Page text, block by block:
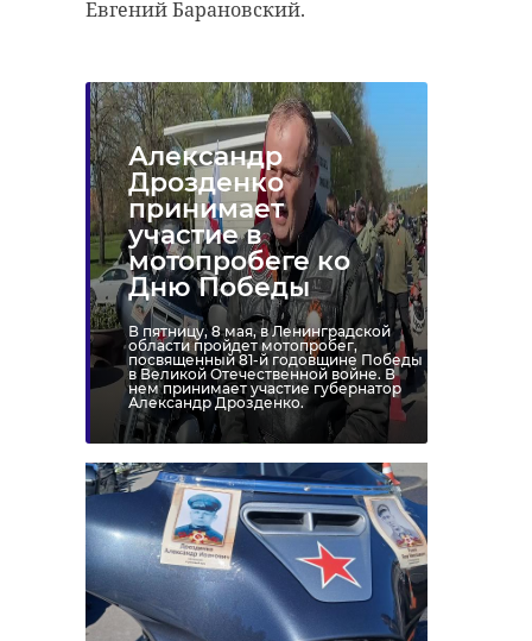
Евгений Барановский.
Александр
Дрозденко
принимает
участие в
мотопробеге ко
Дню Победы
В пятницу, 8 мая, в Ленинградской
области пройдет мотопробег,
посвященный 81-й годовщине Победы
в Великой Отечественной войне. В
нем принимает участие губернатор
Александр Дрозденко.